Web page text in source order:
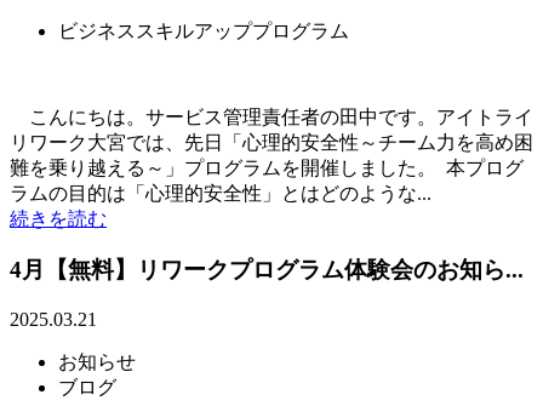
ビジネススキルアッププログラム
こんにちは。サービス管理責任者の田中です。アイトライ
リワーク大宮では、先日「心理的安全性～チーム力を高め困
難を乗り越える～」プログラムを開催しました。 本プログ
ラムの目的は「心理的安全性」とはどのような...
続きを読む
4月【無料】リワークプログラム体験会のお知ら...
2025.03.21
お知らせ
ブログ